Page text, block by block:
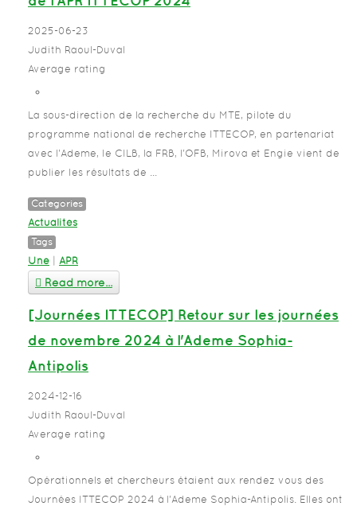
2025-06-23
Judith Raoul-Duval
Average rating
La sous-direction de la recherche du MTE, pilote du
programme national de recherche ITTECOP, en partenariat
avec l'Ademe, le CILB, la FRB, l'OFB, Mirova et Engie vient de
publier les résultats de ...
Categories
Actualités
Tags
Une APR
Read more...
[Journées ITTECOP] Retour sur les journées
de novembre 2024 à l'Ademe Sophia-
Antipolis
2024-12-16
Judith Raoul-Duval
Average rating
Opérationnels et chercheurs étaient aux rendez vous des
Journées ITTECOP 2024 à l'Ademe Sophia-Antipolis. Elles ont